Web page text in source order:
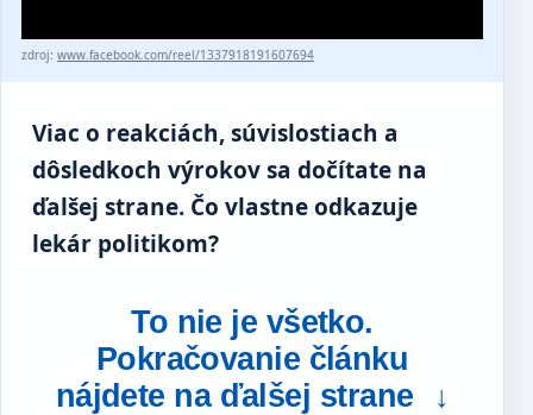
zdroj: www.facebook.com/reel/1337918191607694
Viac o reakciách, súvislostiach a
dôsledkoch výrokov sa dočítate na
ďalšej strane. Čo vlastne odkazuje
lekár politikom?
To nie je všetko.
Pokračovanie článku
nájdete na ďalšej strane
↓